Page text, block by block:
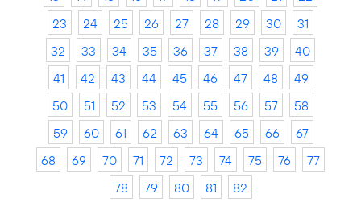
23
24 25 26 27 28 29 30
31
32
33 34 35 36 37 38 39
40
41
42 43 44 45 46 47 48
49
50
51 52 53 54 55 56 57
58
59
60 61 62 63 64 65 66
67
68
69 70 71 72 73 74 75 76
77
78
79 80 81 82